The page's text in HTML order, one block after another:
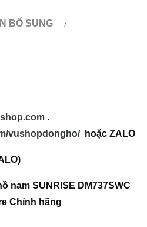
BỔ SUNG
.
vushopdongho/hoặc ZALO
nam SUNRISE DM737SWC
Chính hãng